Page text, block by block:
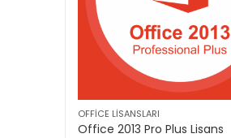
OFFICE LISANSLARI
Office 2013 Pro Plus Lisans